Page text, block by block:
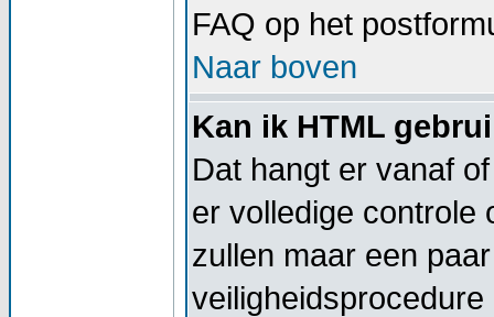
FAQ op het
Naar boven
Kan ik HTML
Dat hangt er vanaf
er volledige controle
zullen maar een